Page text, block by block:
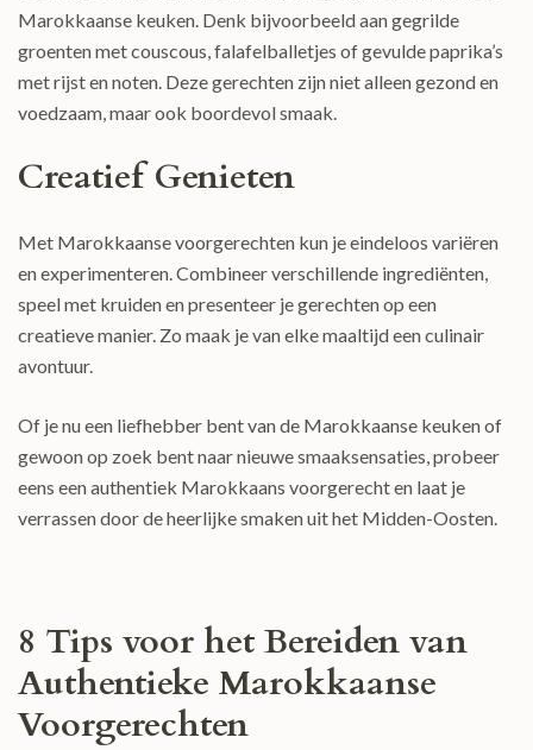
Marokkaanse keuken. Denk bijvoorbeeld aan gegrilde
groenten met couscous, falafelballetjes of gevulde paprika’s
met rijst en noten. Deze gerechten zijn niet alleen gezond en
voedzaam, maar ook boordevol smaak.
Creatief Genieten
Met Marokkaanse voorgerechten kun je eindeloos variëren
en experimenteren. Combineer verschillende ingrediënten,
speel met kruiden en presenteer je gerechten op een
creatieve manier. Zo maak je van elke maaltijd een culinair
avontuur.
Of je nu een liefhebber bent van de Marokkaanse keuken of
gewoon op zoek bent naar nieuwe smaaksensaties, probeer
eens een authentiek Marokkaans voorgerecht en laat je
verrassen door de heerlijke smaken uit het Midden-Oosten.
8 Tips voor het Bereiden van
Authentieke Marokkaanse
Voorgerechten